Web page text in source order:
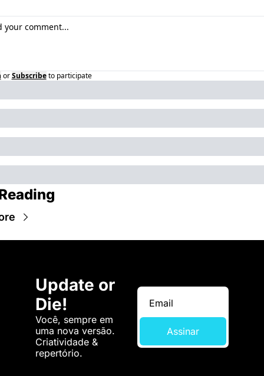
or Subscribe to participate
Update or
Die!
Você, sempre em
uma nova versão.
Criatividade &
repertório.
Assinar